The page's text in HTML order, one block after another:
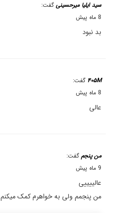
سید ایلیا میرحسینی گفت:
8 ماه پیش
بد نبود
۴۰۵M گفت:
8 ماه پیش
عالی
من پنجم گفت:
9 ماه پیش
عالییییی
من پنجمم ولی به خواهرم کمک میکنم